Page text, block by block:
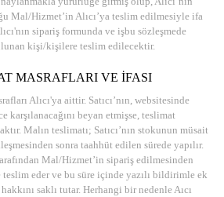
Mal/Hizmet’in Alıcı’ya teslim edilmesiyle ifa
sipariş formunda ve işbu sözleşmede
kişi/kişilere teslim edilecektir.
MASRAFLARI VE İFASI
Alıcı'ya aittir. Satıcı’nın, websitesinde
beyan etmişse, teslimat
Malın teslimatı; Satıcı’nın stokunun müsait
sonra taahhüt edilen sürede yapılır.
Mal/Hizmet’in sipariş edilmesinden
eder ve bu süre içinde yazılı bildirimle ek
saklı tutar. Herhangi bir nedenle Aıcı